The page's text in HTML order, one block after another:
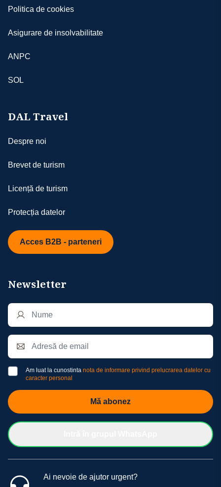
Politica de cookies
Asigurare de insolvabilitate
ANPC
SOL
DAL Travel
Despre noi
Brevet de turism
Licență de turism
Protecția datelor
Acces B2B - parteneri
Newsletter
Am luat la cunostinta nota de informare privind prelucrarea datelor cu
caracter personal
Mă abonez
Ai nevoie de ajutor urgent?